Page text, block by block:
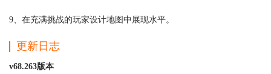
9、在充满挑战的玩家设计地图中展现水平。
更新日志
v68.263版本